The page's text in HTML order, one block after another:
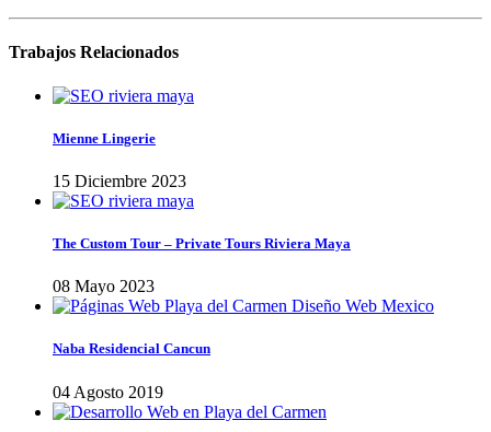
Trabajos Relacionados
Mienne Lingerie
15 Diciembre 2023
The Custom Tour – Private Tours Riviera Maya
08 Mayo 2023
Naba Residencial Cancun
04 Agosto 2019